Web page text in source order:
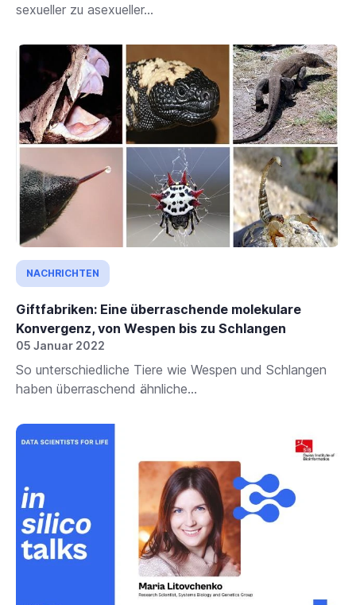
sexueller zu asexueller...
NACHRICHTEN
Giftfabriken: Eine überraschende molekulare
Konvergenz, von Wespen bis zu Schlangen
05 Januar 2022
So unterschiedliche Tiere wie Wespen und Schlangen
haben überraschend ähnliche...